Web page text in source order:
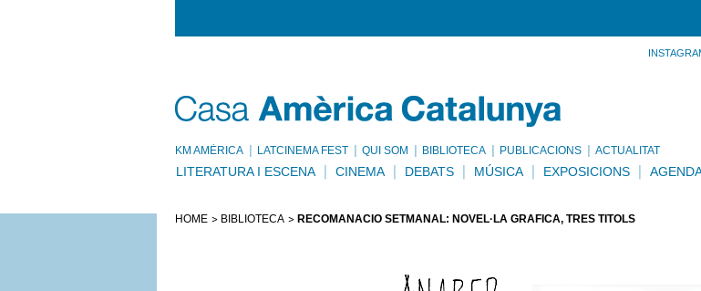
KM AMÈRICA LATCINEMA FEST QUI SOM BIBLIOTECA PUBLICACIONS ACTUALITAT
LITERATURA I ESCENA CINEMA DEBATS MÚSICA EXPOSICIONS
HOME BIBLIOTECA RECOMANACIÓ SETMANAL: NOVEL·LA GRÀFICA, TRES TÍTOLS